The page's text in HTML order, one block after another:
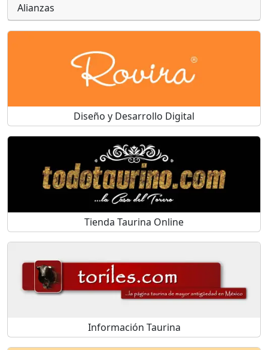
Alianzas
Diseño y Desarrollo Digital
Tienda Taurina Online
Información Taurina